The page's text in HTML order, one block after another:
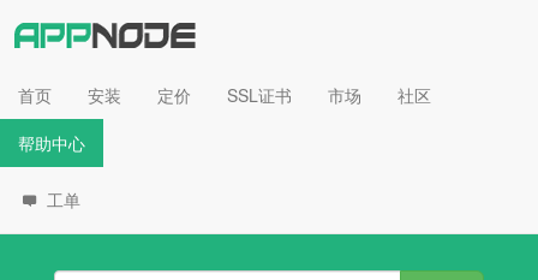
首页 安装 定价 SSL证书 市场
社区
帮助中心
工单